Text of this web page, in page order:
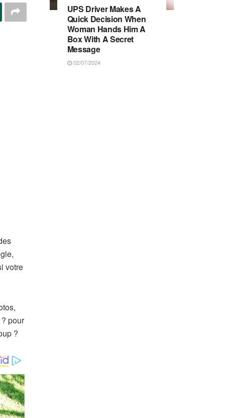
votre
pour
?
UPS Driver Makes A
Quick Decision When
Woman Hands Him A
Box With A Secret
Message
02/07/2024